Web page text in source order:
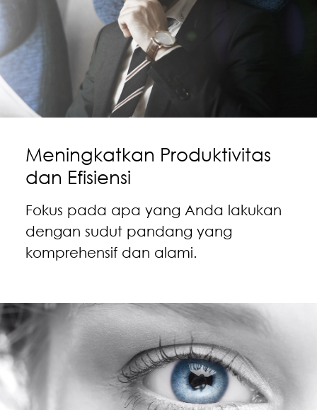
Meningkatkan Produktivitas
dan Efisiensi
Fokus pada apa yang Anda lakukan
dengan sudut pandang yang
komprehensif dan alami.